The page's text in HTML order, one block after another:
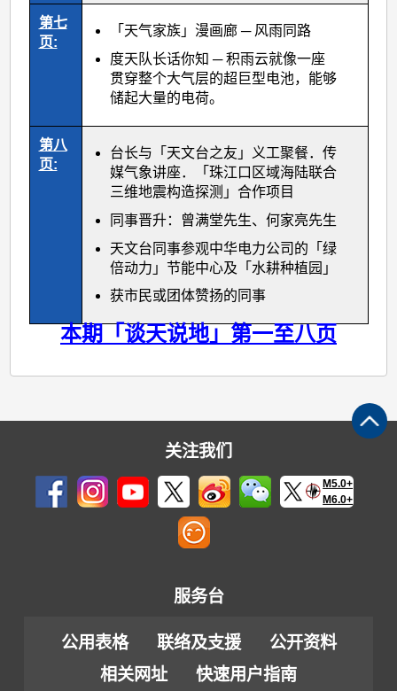
第七
页:
「天气家族」漫画廊 ─ 风雨同路
度天队长话你知 ─ 积雨云就像一座
贯穿整个大气层的超巨型电池，能够
储起大量的电荷。
第八
页:
台长与「天文台之友」义工聚餐．传
媒气象讲座．「珠江口区域海陆联合
三维地震构造探测」合作项目
同事晋升：曾满堂先生、何家亮先生
天文台同事参观中华电力公司的「绿
倍动力」节能中心及「水耕种植园」
获市民或团体赞扬的同事
本期「谈天说地」第一至八页
关注我们
M5.0+
M6.0+
服务台
公用表格 联络及支援
公开资料
相关网址
快速用户指南